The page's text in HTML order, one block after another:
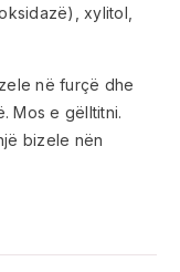
xylitol,
në furçë dhe
Mos e gëlltitni.
bizele nën